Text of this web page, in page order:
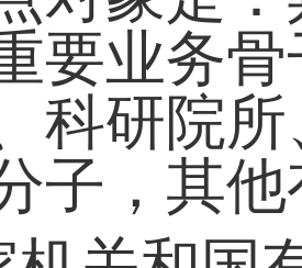
章 党外
七条 国
对象是